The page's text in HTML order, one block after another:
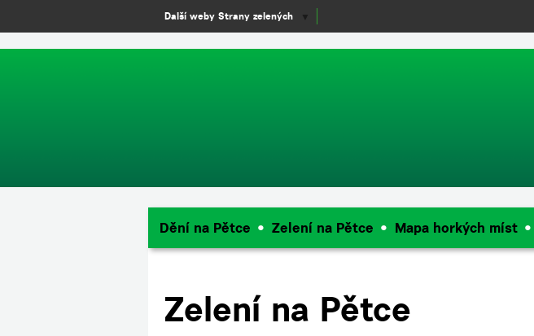
window.dataLayer = window.dataLayer || []; function gtag(){dataLayer.push(arguments);} gtag('js',
Dění na Pětce Zelení na Pětce Mapa horkých míst
Zelení na Pětce
Další weby Strany zelených ▼